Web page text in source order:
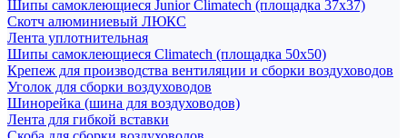
Шипы самоклеющиеся Junior Climatech (площадка 37х37)
Скотч алюминиевый ЛЮКС
Лента уплотнительная
Шипы самоклеющиеся Climatech (площадка 50х50)
Крепеж для производства вентиляции и сборки воздуховодов
Уголок для сборки воздуховодов
Шинорейка (шина для воздуховодов)
Лента для гибкой вставки